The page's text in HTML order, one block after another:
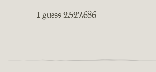
I guess 2.527.686